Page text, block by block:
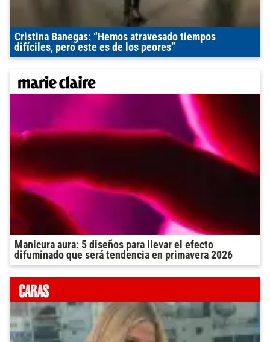
Cristina Banegas: “Hemos atravesado tiempos
difíciles, pero este es de los peores”
Manicura aura: 5 diseños para llevar el efecto
difuminado que será tendencia en primavera 2026